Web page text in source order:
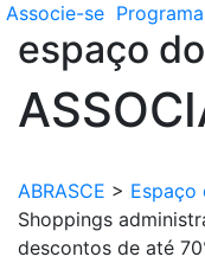
Associe-se Programa
espaço do
ABRASCE > Espaço
Shoppings
descontos de até